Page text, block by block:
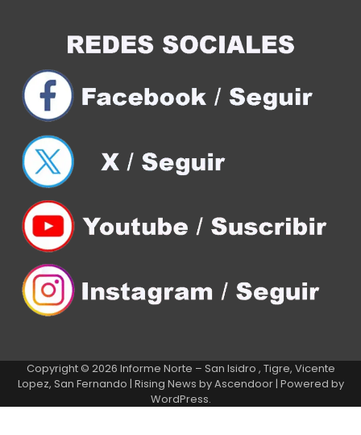
Copyright © 2026 Informe Norte – San Isidro , Tigre, Vicente
Lopez, San Fernando | Rising News byAscendoor| Powered by
WordPress.